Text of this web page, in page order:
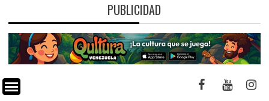
PUBLICIDAD